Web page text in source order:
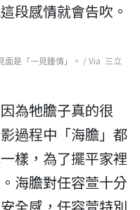
段感情就會告吹。
是「一見鍾情」。 / Via 三立
為牠膽子真的很
過程中「海膽」都
樣，為了擺平家裡
海膽對任容萱十分